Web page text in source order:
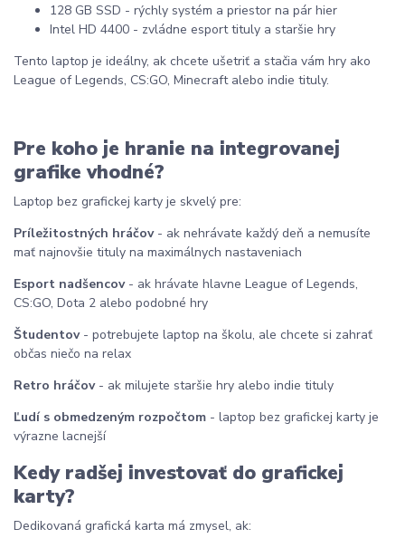
128 GB SSD - rýchly systém a priestor na pár hier
Intel HD 4400 - zvládne esport tituly a staršie hry
Tento laptop je ideálny, ak chcete ušetriť a stačia vám hry ako
League of Legends, CS:GO, Minecraft alebo indie tituly.
Pre koho je hranie na integrovanej
grafike vhodné?
Laptop bez grafickej karty je skvelý pre:
Príležitostných hráčov- ak nehrávate každý deň a nemusíte
mať najnovšie tituly na maximálnych nastaveniach
Esport nadšencov- ak hrávate hlavne League of Legends,
CS:GO, Dota 2 alebo podobné hry
Študentov- potrebujete laptop na školu, ale chcete si zahrať
občas niečo na relax
Retro hráčov- ak milujete staršie hry alebo indie tituly
Ľudí s obmedzeným rozpočtom - laptop bez grafickej karty je
výrazne lacnejší
Kedy radšej investovať do grafickej
karty?
Dedikovaná grafická karta má zmysel, ak: